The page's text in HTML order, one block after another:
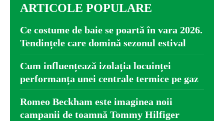
ARTICOLE POPULARE
Ce costume de baie se poartă în vara 2026.
Tendințele care domină sezonul estival
Cum influențează izolația locuinței
performanța unei centrale termice pe gaz
Romeo Beckham este imaginea noii
campanii de toamnă Tommy Hilfiger